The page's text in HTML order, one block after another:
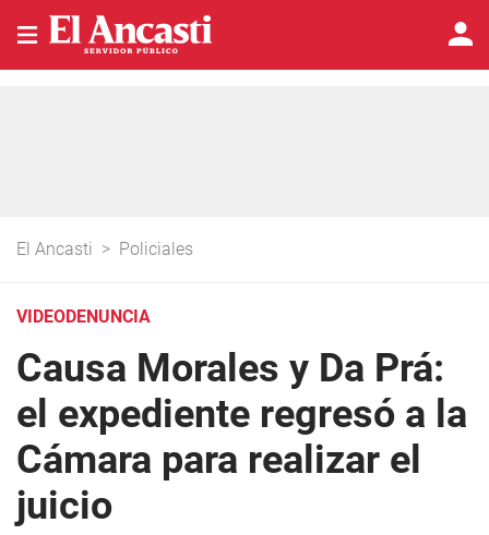
El Ancasti > Policiales
VIDEODENUNCIA
Causa Morales y Da Prá:
el expediente regresó a la
Cámara para realizar el
juicio